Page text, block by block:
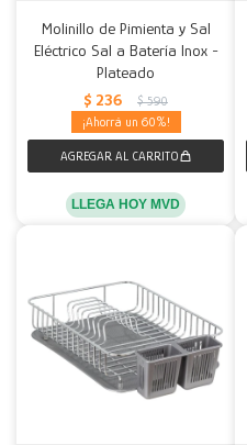
Molinillo de Pimienta y Sal
Eléctrico Sal a Batería Inox -
Plateado
$ 236 $ 590
60
LLEGA HOY MVD